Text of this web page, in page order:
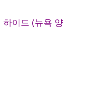
하이드 (뉴욕 양